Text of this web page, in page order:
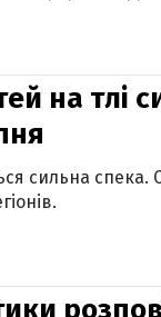
на тлі
сильна спека.